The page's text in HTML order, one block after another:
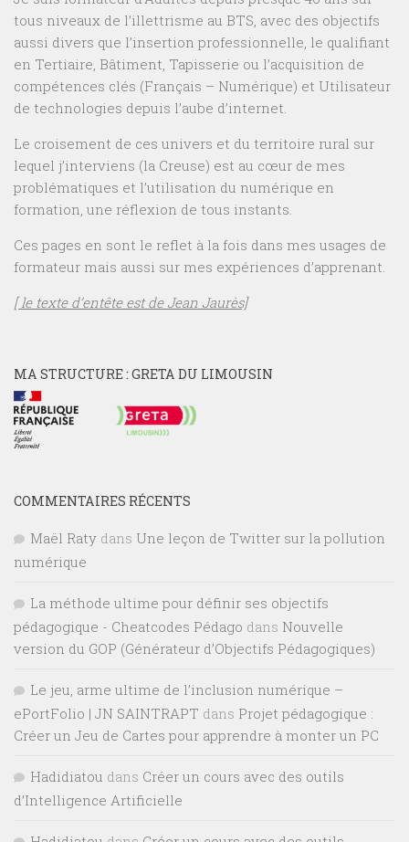
tous niveaux de l’illettrisme au BTS, avec des objectifs
aussi divers que l’insertion professionnelle, le qualifiant
en Tertiaire, Bâtiment, Tapisserie ou l’acquisition de
compétences clés (Français – Numérique) et Utilisateur
de technologies depuis l’aube d’internet.
Le croisement de ces univers et du territoire rural sur
lequel j’interviens (la Creuse) est au cœur de mes
problématiques et l’utilisation du numérique en
formation, une réflexion de tous instants.
Ces pages en sont le reflet à la fois dans mes usages de
formateur mais aussi sur mes expériences d’apprenant.
[ le texte d’entête est de Jean Jaurès]
MA STRUCTURE : GRETA DU LIMOUSIN
COMMENTAIRES RÉCENTS
Maël Raty dans Une leçon de Twitter sur la pollution
numérique
La méthode ultime pour définir ses objectifs
pédagogique - Cheatcodes Pédago dans Nouvelle
version du GOP (Générateur d’Objectifs Pédagogiques)
Le jeu, arme ultime de l’inclusion numérique –
ePortFolio | JN SAINTRAPT dans Projet pédagogique :
Créer un Jeu de Cartes pour apprendre à monter un PC
Hadidiatou dans Créer un cours avec des outils
d’Intelligence Artificielle